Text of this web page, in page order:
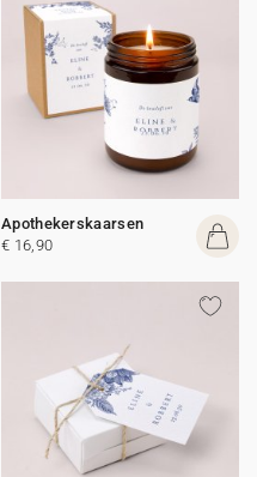
Apothekerskaarsen
€ 16,90